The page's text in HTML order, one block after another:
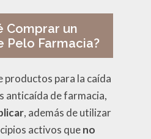
Comprar un
Pelo Farmacia?
productos para la caída
anticaída de farmacia,
, además de utilizar
activos queno